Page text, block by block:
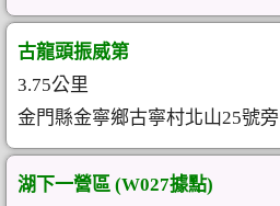
古龍頭振威第
3.75公里
金門縣金寧鄉古寧村北山25號旁
湖下一營區 (W027據點)